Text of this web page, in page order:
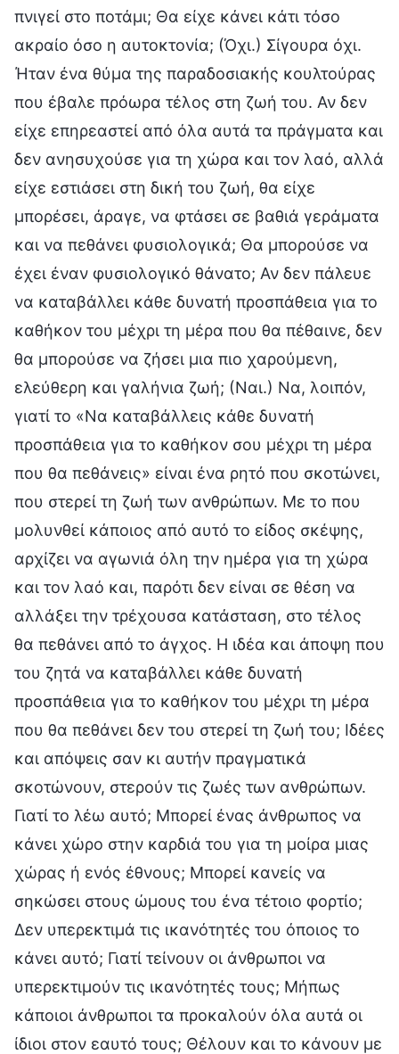
πνιγεί στο ποτάμι; Θα είχε κάνει κάτι τόσο
ακραίο όσο η αυτοκτονία; (Όχι.) Σίγουρα όχι.
Ήταν ένα θύμα της παραδοσιακής κουλτούρας
που έβαλε πρόωρα τέλος στη ζωή του. Αν δεν
είχε επηρεαστεί από όλα αυτά τα πράγματα και
δεν ανησυχούσε για τη χώρα και τον λαό, αλλά
είχε εστιάσει στη δική του ζωή, θα είχε
μπορέσει, άραγε, να φτάσει σε βαθιά γεράματα
και να πεθάνει φυσιολογικά; Θα μπορούσε να
έχει έναν φυσιολογικό θάνατο; Αν δεν πάλευε
να καταβάλλει κάθε δυνατή προσπάθεια για το
καθήκον του μέχρι τη μέρα που θα πέθαινε, δεν
θα μπορούσε να ζήσει μια πιο χαρούμενη,
ελεύθερη και γαλήνια ζωή; (Ναι.) Να, λοιπόν,
γιατί το «Να καταβάλλεις κάθε δυνατή
προσπάθεια για το καθήκον σου μέχρι τη μέρα
που θα πεθάνεις» είναι ένα ρητό που σκοτώνει,
που στερεί τη ζωή των ανθρώπων. Με το που
μολυνθεί κάποιος από αυτό το είδος σκέψης,
αρχίζει να αγωνιά όλη την ημέρα για τη χώρα
και τον λαό και, παρότι δεν είναι σε θέση να
αλλάξει την τρέχουσα κατάσταση, στο τέλος
θα πεθάνει από το άγχος. Η ιδέα και άποψη που
του ζητά να καταβάλλει κάθε δυνατή
προσπάθεια για το καθήκον του μέχρι τη μέρα
που θα πεθάνει δεν του στερεί τη ζωή του; Ιδέες
και απόψεις σαν κι αυτήν πραγματικά
σκοτώνουν, στερούν τις ζωές των ανθρώπων.
Γιατί το λέω αυτό; Μπορεί ένας άνθρωπος να
κάνει χώρο στην καρδιά του για τη μοίρα μιας
χώρας ή ενός έθνους; Μπορεί κανείς να
σηκώσει στους ώμους του ένα τέτοιο φορτίο;
Δεν υπερεκτιμά τις ικανότητές του όποιος το
κάνει αυτό; Γιατί τείνουν οι άνθρωποι να
υπερεκτιμούν τις ικανότητές τους; Μήπως
κάποιοι άνθρωποι τα προκαλούν όλα αυτά οι
ίδιοι στον εαυτό τους; Θέλουν και το κάνουν με